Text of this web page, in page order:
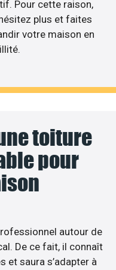
Pour cette raison,
plus et faites
votre maison en
toiture
pour
autour de
De ce fait, il connaît
et saura s’adapter à